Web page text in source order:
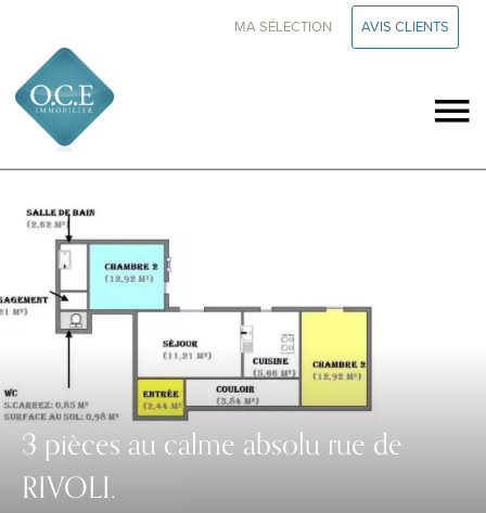
MA SÉLECTION AVIS CLIENTS
3 pièces au calme absolu rue de
RIVOLI.